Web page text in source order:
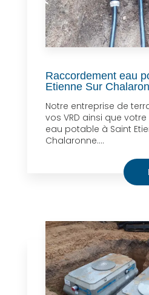
Raccordement eau
Etienne Sur
Notre entreprise de
vos VRD ainsi que
eau potable à Saint
Chalaronne....